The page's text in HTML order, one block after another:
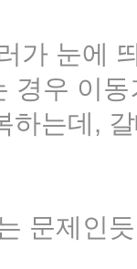
가 눈에
경우 이
하는데,
문제인